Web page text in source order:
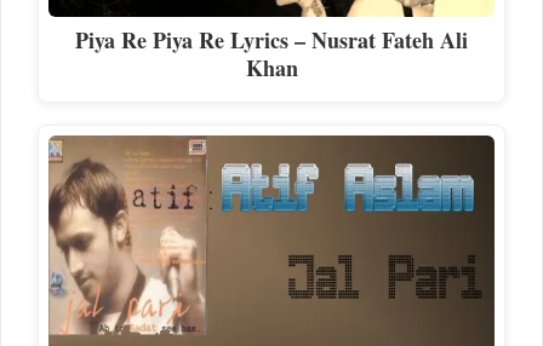
Piya Re Piya Re Lyrics – Nusrat Fateh Ali
Khan